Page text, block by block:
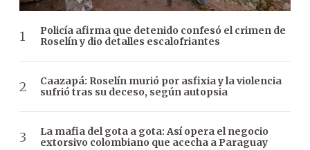
Policía afirma que detenido confesó el crimen de
Roselín y dio detalles escalofriantes
Caazapá: Roselín murió por asfixia y la violencia
sufrió tras su deceso, según autopsia
La mafia del gota a gota: Así opera el negocio
extorsivo colombiano que acecha a Paraguay